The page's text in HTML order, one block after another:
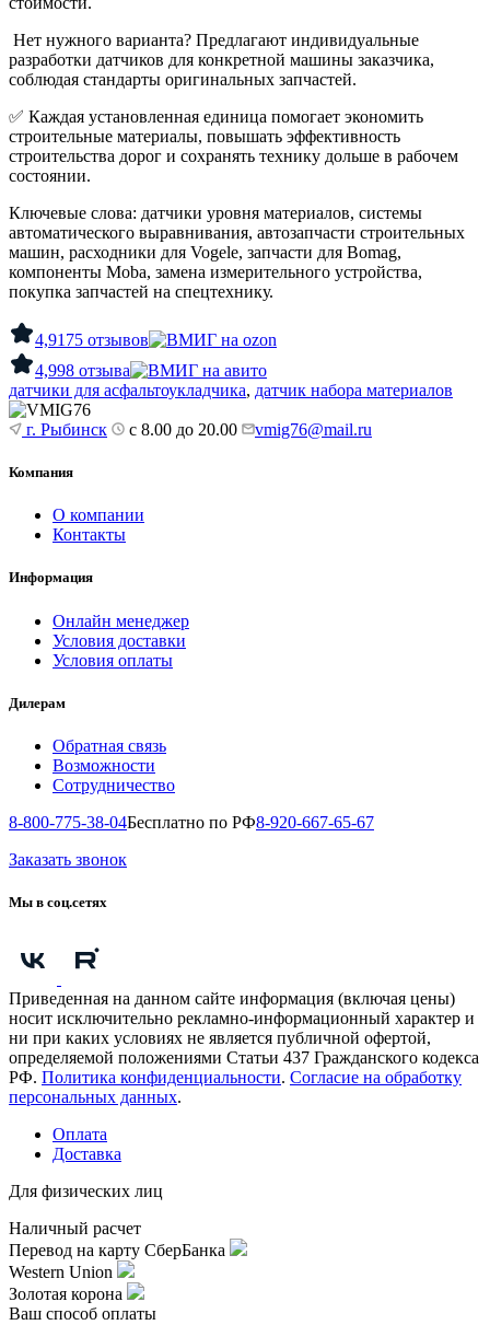
Нет нужного варианта? Предлагают индивидуальные
разработки датчиков для конкретной машины заказчика,
соблюдая стандарты оригинальных запчастей.
✅ Каждая установленная единица помогает экономить
строительные материалы, повышать эффективность
строительства дорог и сохранять технику дольше в рабочем
состоянии.
Ключевые слова: датчики уровня материалов, системы
автоматического выравнивания, автозапчасти строительных
машин, расходники для Vogele, запчасти для Bomag,
компоненты Moba, замена измерительного устройства,
покупка запчастей на спецтехнику.
4,9175 отзывов
4,998 отзыва
датчики для асфальтоукладчика, датчик набора материалов
г. Рыбинск с 8.00 до 20.00 vmig76@mail.ru
Компания
О компании
Контакты
Информация
Онлайн менеджер
Условия доставки
Условия оплаты
Дилерам
Обратная связь
Возможности
Сотрудничество
8-800-775-38-04Бесплатно по РФ8-920-667-65-67
Заказать звонок
Мы в соц.сетях
Приведенная на данном сайте информация (включая цены)
носит исключительно рекламно-информационный характер и
ни при каких условиях не является публичной офертой,
определяемой положениями Статьи 437 Гражданского кодекса
РФ. Политика конфиденциальности. Согласие на обработку
персональных данных.
Оплата
Доставка
Для физических лиц
Наличный расчет
Перевод на карту СберБанка
Western Union
Золотая корона
Ваш способ оплаты